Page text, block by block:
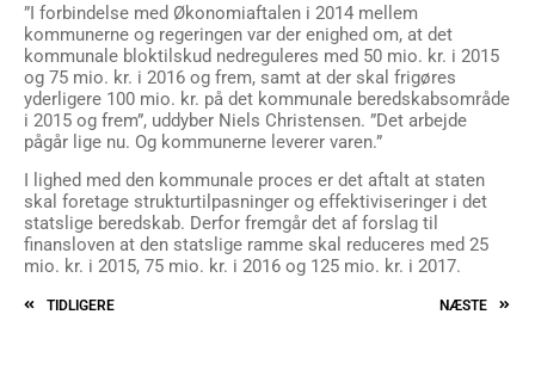
”I forbindelse med Økonomiaftalen i 2014 mellem
kommunerne og regeringen var der enighed om, at det
kommunale bloktilskud nedreguleres med 50 mio. kr. i 2015
og 75 mio. kr. i 2016 og frem, samt at der skal frigøres
yderligere 100 mio. kr. på det kommunale beredskabsområde
i 2015 og frem”, uddyber Niels Christensen. ”Det arbejde
pågår lige nu. Og kommunerne leverer varen.”
I lighed med den kommunale proces er det aftalt at staten
skal foretage strukturtilpasninger og effektiviseringer i det
statslige beredskab. Derfor fremgår det af forslag til
finansloven at den statslige ramme skal reduceres med 25
mio. kr. i 2015, 75 mio. kr. i 2016 og 125 mio. kr. i 2017.
TIDLIGERE NÆSTE